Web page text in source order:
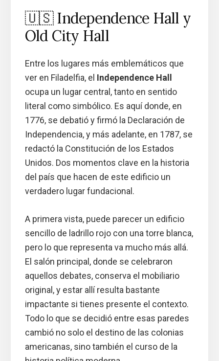
🇺🇸 Independence Hall y
Old City Hall
Entre los lugares más emblemáticos que
ver en Filadelfia, el Independence Hall
ocupa un lugar central, tanto en sentido
literal como simbólico. Es aquí donde, en
1776, se debatió y firmó la Declaración de
Independencia, y más adelante, en 1787, se
redactó la Constitución de los Estados
Unidos. Dos momentos clave en la historia
del país que hacen de este edificio un
verdadero lugar fundacional.
A primera vista, puede parecer un edificio
sencillo de ladrillo rojo con una torre blanca,
pero lo que representa va mucho más allá.
El salón principal, donde se celebraron
aquellos debates, conserva el mobiliario
original, y estar allí resulta bastante
impactante si tienes presente el contexto.
Todo lo que se decidió entre esas paredes
cambió no solo el destino de las colonias
americanas, sino también el curso de la